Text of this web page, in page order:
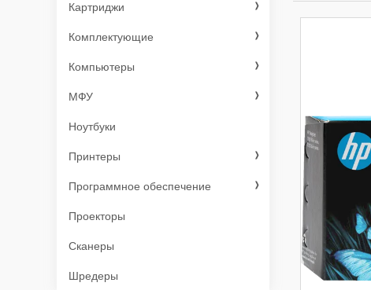
Картриджи
Комплектующие
Компьютеры
МФУ
Ноутбуки
Принтеры
Программное обеспечение
Проекторы
Сканеры
Шредеры